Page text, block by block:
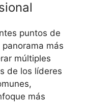
puntos de
más
múltiples
de los líderes
más